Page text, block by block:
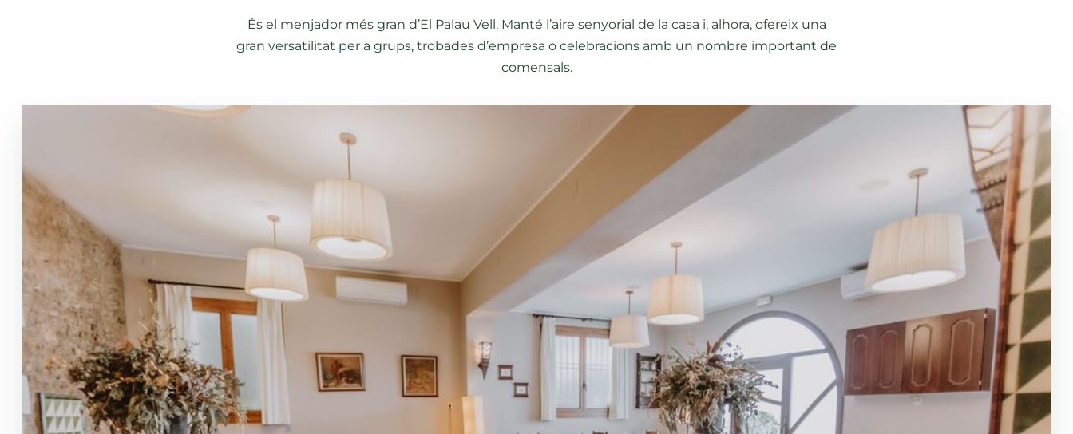
És el menjador més gran d’El Palau Vell. Manté l’aire senyorial de la casa i, alhora, ofereix una
gran versatilitat per a grups, trobades d’empresa o celebracions amb un nombre important de
comensals.